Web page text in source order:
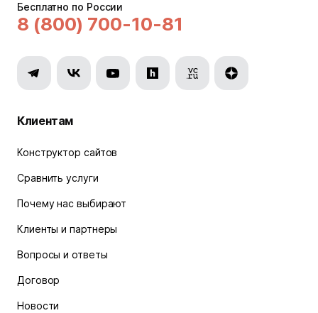
Бесплатно по России
8 (800) 700-10-81
Клиентам
Конструктор сайтов
Сравнить услуги
Почему нас выбирают
Клиенты и партнеры
Вопросы и ответы
Договор
Новости